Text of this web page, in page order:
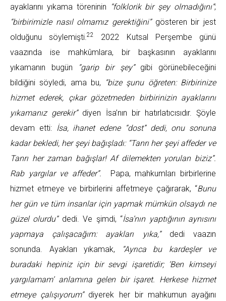
ayaklarını yıkama töreninin
“folklorik bir şey olmadığını”;
“birbirimizle nasıl olmamız gerektiğini” gösteren bir jest
olduğunu söylemişti.22
2022 Kutsal Perşembe günü
vaazında ise mahkûmlara, bir başkasının ayaklarını
yıkamanın bugün
“garip bir şey” gibi görünebileceğini
bildiğini söyledi, ama bu,
“bize şunu öğreten: Birbirinize
hizmet ederek, çıkar gözetmeden birbirinizin ayaklarını
yıkamanız gerekir” diyen İsa’nın bir hatırlatıcısıdır. Şöyle
devam etti: İsa, ihanet edene “dost” dedi, onu sonuna
kadar bekledi, her şeyi bağışladı: “Tanrı her şeyi affeder ve
Tanrı her zaman bağışlar! Af dilemekten yorulan biziz”.
Rab yargılar ve affeder”. Papa, mahkumları birbirlerine
hizmet etmeye ve birbirlerini affetmeye çağırarak, “Bunu
her gün ve tüm insanlar için yapmak mümkün olsaydı ne
güzel olurdu” dedi. Ve şimdi, “İsa’nın yaptığının aynısını
yapmaya çalışacağım: ayakları yıka,” dedi vaazın
sonunda. Ayakları yıkamak,
“Ayrıca bu kardeşler ve
buradaki hepiniz için bir sevgi işaretidir; ‘Ben kimseyi
yargılamam’ anlamına gelen bir işaret. Herkese hizmet
etmeye çalışıyorum” diyerek her bir mahkumun ayağını